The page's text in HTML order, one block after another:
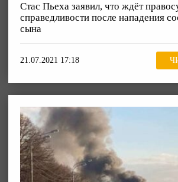
Стас Пьеха заявил, что ждёт
справедливости после нападения
сына
21.07.2021 17:18